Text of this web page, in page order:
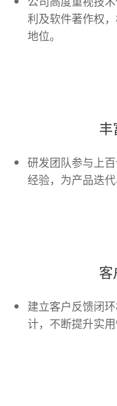
利及软件著作权
地位。
研发团队参与上
经验，为产品迭
建立客户反馈闭
计，不断提升实